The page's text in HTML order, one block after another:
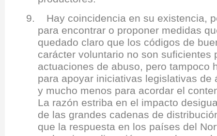
9. Hay coincidencia en su existencia,
para encontrar o proponer medidas
quedado claro que los códigos de
carácter voluntario no son suficientes
actuaciones de abuso, pero tampoco
para apoyar iniciativas legislativas de
y mucho menos para acordar el
La razón estriba en el impacto
de las grandes cadenas de
que la respuesta en los países del